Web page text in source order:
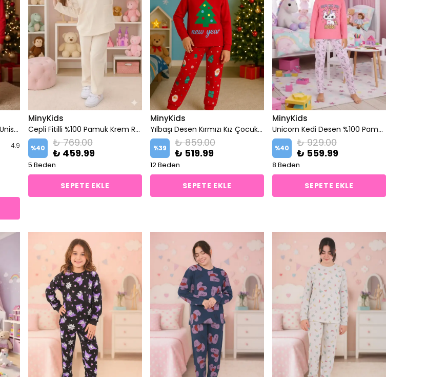
Yılbaşı Desen Kırmızı-Yeşil Unisex Çocuk Pijama Takım
4.9
MinyKids
Cepli Fitilli %100 Pamuk Krem Renk Kız Çocuk Pijama Takımı
%40
₺ 769.00
₺ 459.99
5 Beden
SEPETE EKLE
MinyKids
Yılbaşı Desen Kırmızı Kız Çocuk Pijama Takım
%39
₺ 859.00
₺ 519.99
12 Beden
SEPETE EKLE
MinyKids
Unicorn Kedi Desen %100 Pamuk Koyu Pembe Kız Çocuk Pijama Takım
%40
₺ 929.00
₺ 559.99
8 Beden
SEPETE EKLE